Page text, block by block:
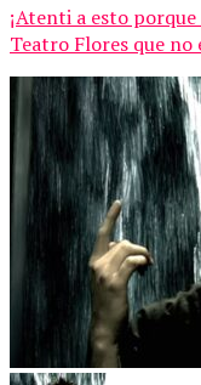
¡Atenti a esto
Teatro Flores que